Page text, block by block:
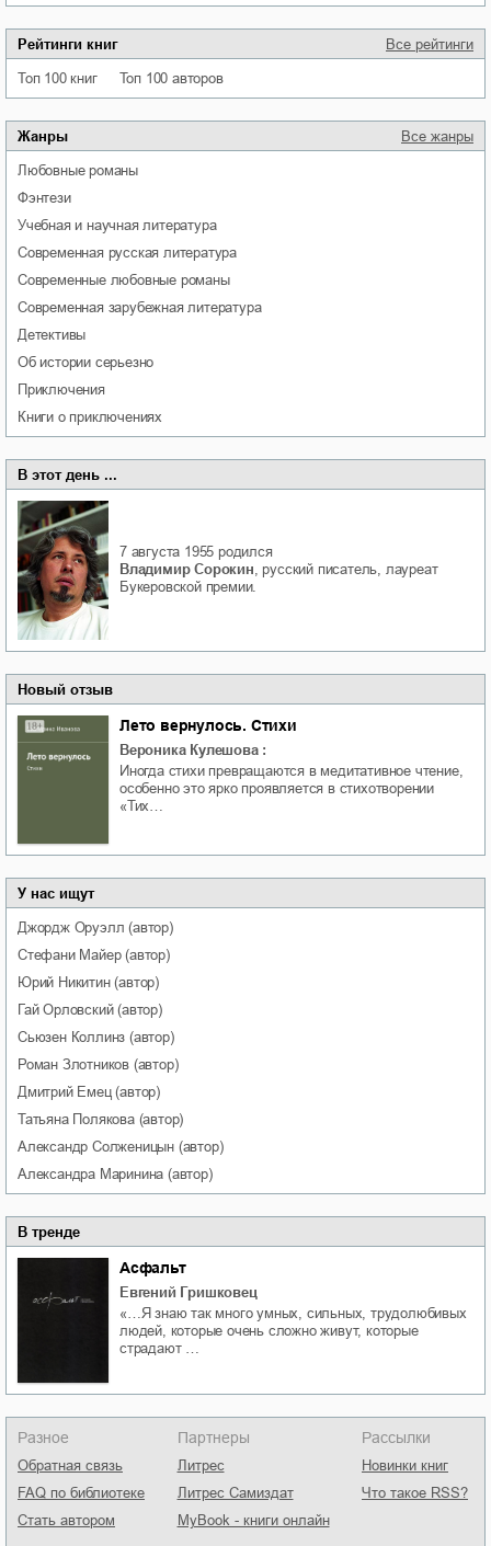
Рейтинги книг Все рейтинги
Топ 100 книг Топ 100 авторов
Жанры Все жанры
любовные романы
фэнтези
учебная и научная литература
современная русская литература
современные любовные романы
современная зарубежная литература
детективы
об истории серьезно
приключения
книги о приключениях
В этот день ...
7 августа 1955 родился
Владимир Сорокин, русский писатель, лауреат
Букеровской премии.
Новый отзыв
Лето вернулось. Стихи
Вероника Кулешова :
Иногда стихи превращаются в медитативное чтение,
особенно это ярко проявляется в стихотворении
«Тих…
У нас ищут
Джордж Оруэлл (автор)
Стефани Майер(автор)
Юрий Никитин(автор)
Гай Орловский(автор)
Сьюзен Коллинз (автор)
Роман Злотников (автор)
Дмитрий Емец(автор)
Татьяна Полякова(автор)
Александр Солженицын (автор)
Александра Маринина (автор)
В тренде
Асфальт
Евгений Гришковец
«…Я знаю так много умных, сильных, трудолюбивых
людей, которые очень сложно живут, которые
страдают …
Разное
Обратная связь
FAQ по библиотеке
Стать автором
Партнеры
Литрес
Литрес Самиздат
MyBook - книги онлайн
Рассылки
Новинки книг
Что такое RSS?